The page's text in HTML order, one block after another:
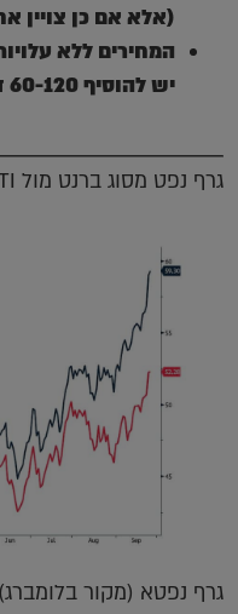
(אלא אם כן צויין
המחירים ללא
יש להוסיף 60-120 דולר
גרף נפט מסוג ברנט מול WTI (מקור בלומברג)
גרף נפטא (מקור בלומברג)